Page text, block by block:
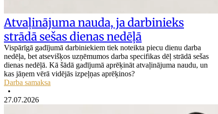
Atvaļinājuma nauda, ja darbinieks
strādā sešas dienas nedēļā
Vispārīgā gadījumā darbiniekiem tiek noteikta piecu dienu darba
nedēļa, bet atsevišķos uzņēmumos darba specifikas dēļ strādā sešas
dienas nedēļā. Kā šādā gadījumā aprēķināt atvaļinājuma naudu, un
kas jāņem vērā vidējās izpeļņas aprēķinos?
Darba samaksa
•
27.07.2026